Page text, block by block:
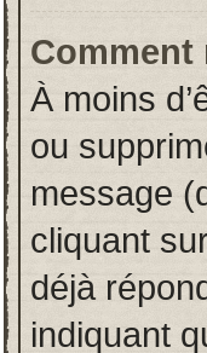
Comment
À moins
ou
message
cliquant
déjà
indiquant